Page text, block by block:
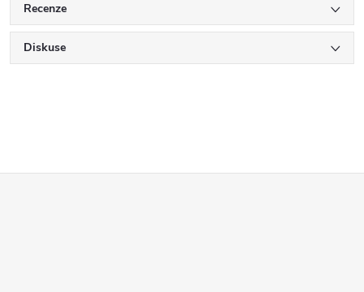
Recenze
Diskuse